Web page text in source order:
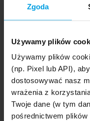
Zgoda
Używamy plików
Używamy plików
(np. Pixel lub API),
dostosowywać nasz
wrażenia z
Twoje dane (w tym
pośrednictwem
Przykład